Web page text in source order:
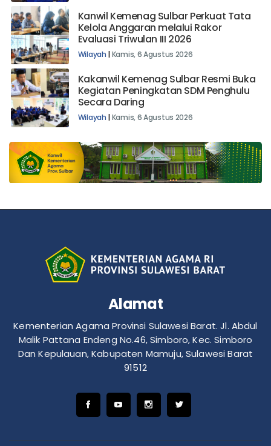
Kanwil Kemenag Sulbar Perkuat Tata
Kelola Anggaran melalui Rakor
Evaluasi Triwulan III 2026
Wilayah |Kamis, 6 Agustus 2026
Kakanwil Kemenag Sulbar Resmi Buka
Kegiatan Peningkatan SDM Penghulu
Secara Daring
Wilayah |Kamis, 6 Agustus 2026
Alamat
Kementerian Agama Provinsi Sulawesi Barat. Jl. Abdul
Malik Pattana Endeng No.46, Simboro, Kec. Simboro
Dan Kepulauan, Kabupaten Mamuju, Sulawesi Barat
91512